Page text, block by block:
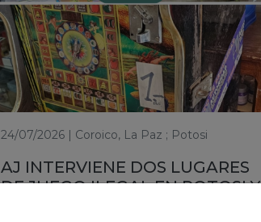
24/07/2026 | Coroico, La Paz ; Potosi
AJ INTERVIENE DOS LUGARES
DE JUEGO ILEGAL EN POTOSI Y